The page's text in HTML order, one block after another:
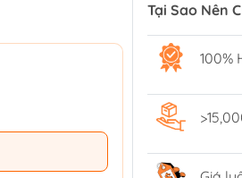
Tại Sao Nên
100%